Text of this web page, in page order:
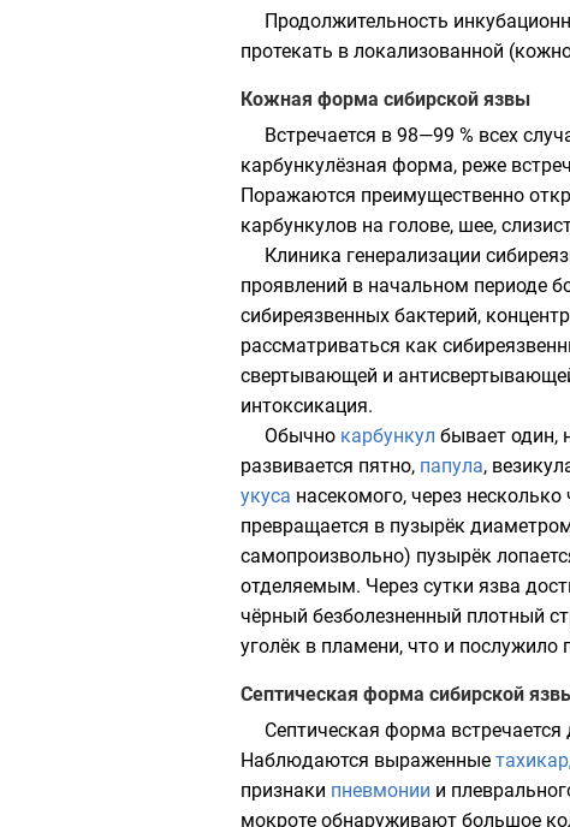
Продолжительность
протекать в локализованной
Кожная форма сибирской язвы
Встречается в 98—99 % всех
карбункулёзная форма, реже
Поражаются преимущественно
карбункулов на голове, шее,
Клиника генерализации
проявлений в начальном периоде
сибиреязвенных бактерий,
рассматриваться как
свертывающей и
интоксикация.
Обычно карбункул бывает один,
развивается пятно, папула,
укуса насекомого, через несколько
превращается в пузырёк
самопроизвольно) пузырёк
отделяемым. Через сутки язва
чёрный безболезненный плотный
уголёк в пламени, что и
Септическая форма сибирской
Септическая форма
Наблюдаются выраженные
признаки пневмонии и
мокроте обнаруживают большое